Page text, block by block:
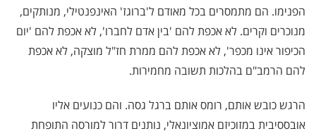
הפנימו. הם מתמסרים בכל מאודם ל'ברוגז' האינפנטילי, מנותקים,
מנוכרים וקרים. לא אכפת להם 'בין אדם לחברו', לא אכפת להם 'יום
הכיפור אינו מכפר', לא אכפת להם ממרת חז"ל מוצקה, לא אכפת
להם הרמב"ם בהלכות תשובה מחמירות.
הרגש כובש אותם, רומס אותם ברגל גסה. והם כנועים אליו
אובססיבית במזוכיזם אמוציונאלי, נותנים דרור למורסה התופחת